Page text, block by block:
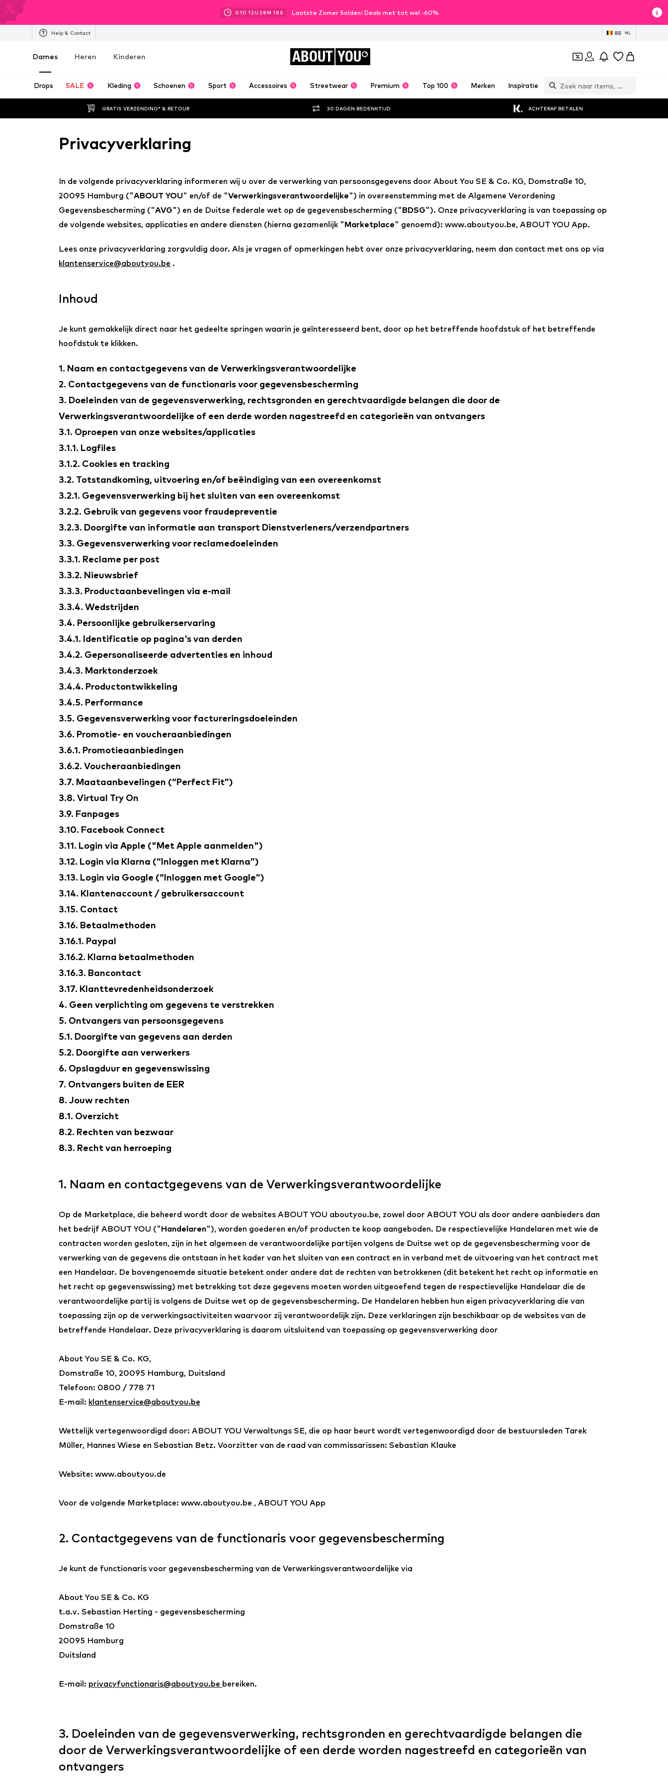
01D 12U 28M 17 S Laatste Zomer Solden: Deals met tot wel -60%
Help & Contact BE NL
Dames Heren Kinderen ABOUT YOU
Drops SALE Kleding Schoenen Sport Accessoires Streetwear Premium Top 100 Merken Inspiratie
GRATIS VERZENDING* & RETOUR 30 DAGEN BEDENKTIJD ACHTERAF BETALEN
Privacyverklaring
In de volgende privacyverklaring informeren wij u over de verwerking van persoonsgegevens door About You SE & Co. KG, Domstraße 10,
20095 Hamburg ("ABOUT YOU" en/of de "Verwerkingsverantwoordelijke") in overeenstemming met de Algemene Verordening
Gegevensbescherming ("AVG") en de Duitse federale wet op de gegevensbescherming ("BDSG"). Onze privacyverklaring is van toepassing op
de volgende websites, applicaties en andere diensten (hierna gezamenlijk "Marketplace" genoemd): www.aboutyou.be, ABOUT YOU App.
Lees onze privacyverklaring zorgvuldig door. Als je vragen of opmerkingen hebt over onze privacyverklaring, neem dan contact met ons op via
klantenservice@aboutyou.be .
Inhoud
Je kunt gemakkelijk direct naar het gedeelte springen waarin je geïnteresseerd bent, door op het betreffende hoofdstuk of het betreffende
hoofdstuk te klikken.
1. Naam en contactgegevens van de Verwerkingsverantwoordelijke
2. Contactgegevens van de functionaris voor gegevensbescherming
3. Doeleinden van de gegevensverwerking, rechtsgronden en gerechtvaardigde belangen die door de
Verwerkingsverantwoordelijke of een derde worden nagestreefd en categorieën van ontvangers
3.1. Oproepen van onze websites/applicaties
3.1.1. Logfiles
3.1.2. Cookies en tracking
3.2. Totstandkoming, uitvoering en/of beëindiging van een overeenkomst
3.2.1. Gegevensverwerking bij het sluiten van een overeenkomst
3.2.2. Gebruik van gegevens voor fraudepreventie
3.2.3. Doorgifte van informatie aan transport Dienstverleners/verzendpartners
3.3. Gegevensverwerking voor reclamedoeleinden
3.3.1. Reclame per post
3.3.2. Nieuwsbrief
3.3.3. Productaanbevelingen via e-mail
3.3.4. Wedstrijden
3.4. Persoonlijke gebruikerservaring
3.4.1. Identificatie op pagina's van derden
3.4.2. Gepersonaliseerde advertenties en inhoud
3.4.3. Marktonderzoek
3.4.4. Productontwikkeling
3.4.5. Performance
3.5. Gegevensverwerking voor factureringsdoeleinden
3.6. Promotie- en voucheraanbiedingen
3.6.1. Promotieaanbiedingen
3.6.2. Voucheraanbiedingen
3.7. Maataanbevelingen (“Perfect Fit”)
3.8. Virtual Try On
3.9. Fanpages
3.10. Facebook Connect
3.11. Login via Apple ("Met Apple aanmelden")
3.12. Login via Klarna (“Inloggen met Klarna”)
3.13. Login via Google (“Inloggen met Google”)
3.14. Klantenaccount / gebruikersaccount
3.15. Contact
3.16. Betaalmethoden
3.16.1. Paypal
3.16.2. Klarna betaalmethoden
3.16.3. Bancontact
3.17. Klanttevredenheidsonderzoek
4. Geen verplichting om gegevens te verstrekken
5. Ontvangers van persoonsgegevens
5.1. Doorgifte van gegevens aan derden
5.2. Doorgifte aan verwerkers
6. Opslagduur en gegevenswissing
7. Ontvangers buiten de EER
8. Jouw rechten
8.1. Overzicht
8.2. Rechten van bezwaar
8.3. Recht van herroeping
1. Naam en contactgegevens van de Verwerkingsverantwoordelijke
Op de Marketplace, die beheerd wordt door de websites ABOUT YOU aboutyou.be, zowel door ABOUT YOU als door andere aanbieders dan
het bedrijf ABOUT YOU ("Handelaren"), worden goederen en/of producten te koop aangeboden. De respectievelijke Handelaren met wie de
contracten worden gesloten, zijn in het algemeen de verantwoordelijke partijen volgens de Duitse wet op de gegevensbescherming voor de
verwerking van de gegevens die ontstaan ​​in het kader van het sluiten van een contract en in verband met de uitvoering van het contract met
een Handelaar. De bovengenoemde situatie betekent onder andere dat de rechten van betrokkenen (dit betekent het recht op informatie en
het recht op gegevenswissing) met betrekking tot deze gegevens moeten worden uitgeoefend tegen de respectievelijke Handelaar die de
verantwoordelijke partij is volgens de Duitse wet op de gegevensbescherming. De Handelaren hebben hun eigen privacyverklaring die van
toepassing zijn op de verwerkingsactiviteiten waarvoor zij verantwoordelijk zijn. Deze verklaringen zijn beschikbaar op de websites van de
betreffende Handelaar. Deze privacyverklaring is daarom uitsluitend van toepassing op gegevensverwerking door
About You SE & Co. KG,
Domstraße 10, 20095 Hamburg, Duitsland
Telefoon: 0800 / 778 71
E-mail: klantenservice@aboutyou.be
Wettelijk vertegenwoordigd door: ABOUT YOU Verwaltungs SE, die op haar beurt wordt vertegenwoordigd door de bestuursleden Tarek
Müller, Hannes Wiese en Sebastian Betz. Voorzitter van de raad van commissarissen: Sebastian Klauke
Website: www.aboutyou.de
Voor de volgende Marketplace: www.aboutyou.be , ABOUT YOU App
2. Contactgegevens van de functionaris voor gegevensbescherming
Je kunt de functionaris voor gegevensbescherming van de Verwerkingsverantwoordelijke via
About You SE & Co. KG
t.a.v. Sebastian Herting - gegevensbescherming
Domstraße 10
20095 Hamburg
Duitsland
E-mail: privacyfunctionaris@aboutyou.be bereiken.
3. Doeleinden van de gegevensverwerking, rechtsgronden en gerechtvaardigde belangen die
door de Verwerkingsverantwoordelijke of een derde worden nagestreefd en categorieën van
ontvangers